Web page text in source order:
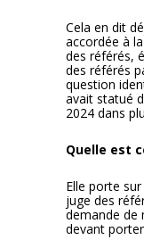
Cela en dit
accordée à
des référés,
des référés
question
avait statué
2024 dans
Quelle est
Elle porte
juge des
demande de
devant